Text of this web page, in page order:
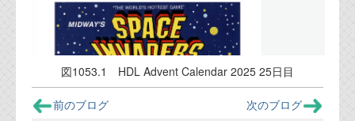
図1053.1 HDL Advent Calendar 2025 25日目
前のブログ
次のブログ